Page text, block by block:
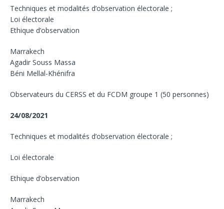
Techniques et modalités d’observation électorale ;
Loi électorale
Ethique d’observation
Marrakech
Agadir Souss Massa
Béni Mellal-Khénifra
Observateurs du CERSS et du FCDM groupe 1 (50 personnes)
24/08/2021
Techniques et modalités d’observation électorale ;
Loi électorale
Ethique d’observation
Marrakech